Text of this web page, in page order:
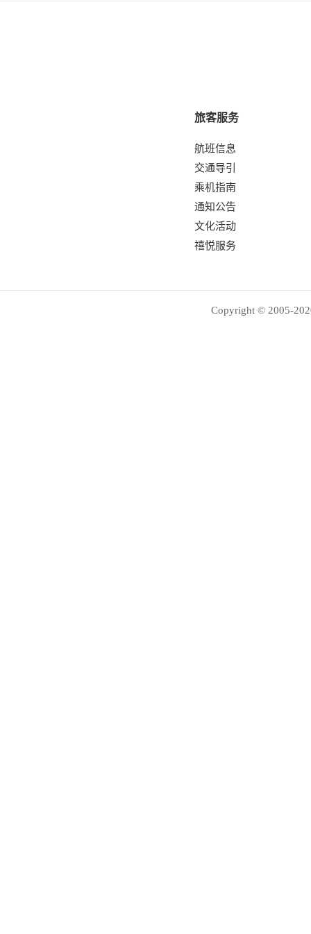
旅客服务
航班信息
交通导引
乘机指南
通知公告
文化活动
禧悦服务
Copyright © 2005-